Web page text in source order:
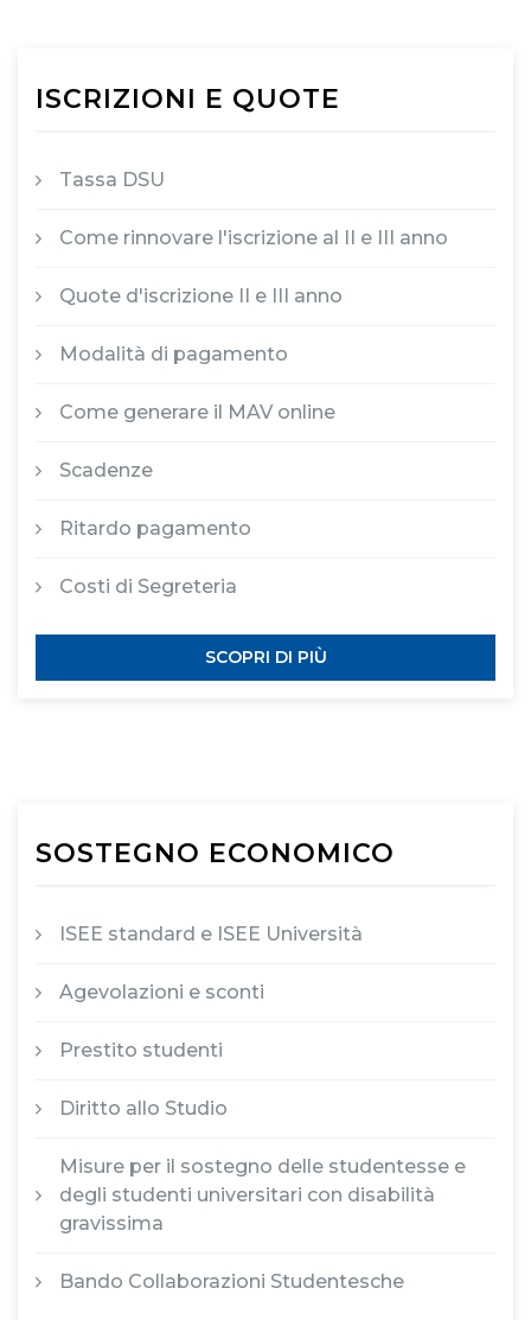
ISCRIZIONI E QUOTE
Tassa DSU
Come rinnovare l'iscrizione al II e III anno
Quote d'iscrizione II e III anno
Modalità di pagamento
Come generare il MAV online
Scadenze
Ritardo pagamento
Costi di Segreteria
SCOPRI DI PIÙ
SOSTEGNO ECONOMICO
ISEE standard e ISEE Università
Agevolazioni e sconti
Prestito studenti
Diritto allo Studio
Misure per il sostegno delle studentesse e
degli studenti universitari con disabilità
gravissima
Bando Collaborazioni Studentesche